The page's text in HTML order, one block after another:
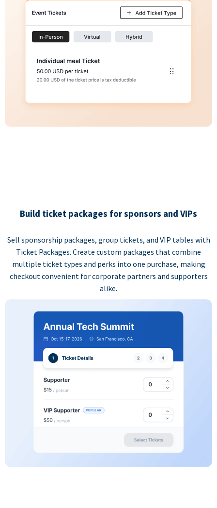
Build ticket packages for sponsors and VIPs
Sell sponsorship packages, group tickets, and VIP tables with
Ticket Packages. Create custom packages that combine
multiple ticket types and perks into one purchase, making
checkout convenient for corporate partners and supporters
alike.